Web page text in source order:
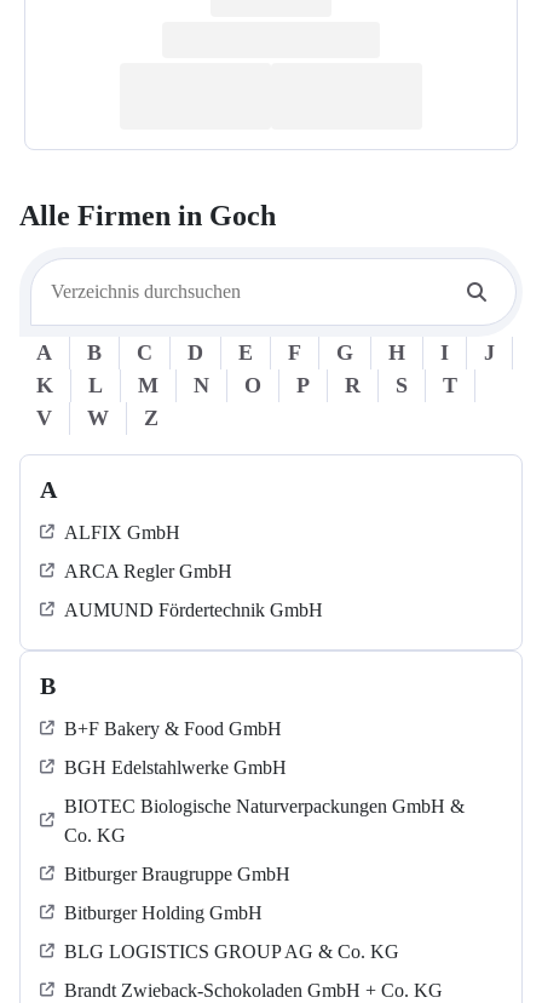
Alle Firmen in Goch
A B C D E F G H I
J
K
L M N O P R S
T
V
W Z
A
ALFIX GmbH
ARCA Regler GmbH
AUMUND Fördertechnik GmbH
B
B+F Bakery & Food GmbH
BGH Edelstahlwerke GmbH
BIOTEC Biologische Naturverpackungen GmbH &
Co. KG
Bitburger Braugruppe GmbH
Bitburger Holding GmbH
BLG LOGISTICS GROUP AG & Co. KG
Brandt Zwieback-Schokoladen GmbH + Co. KG